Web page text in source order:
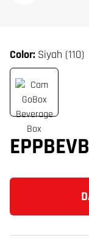
Color: Siyah (110)